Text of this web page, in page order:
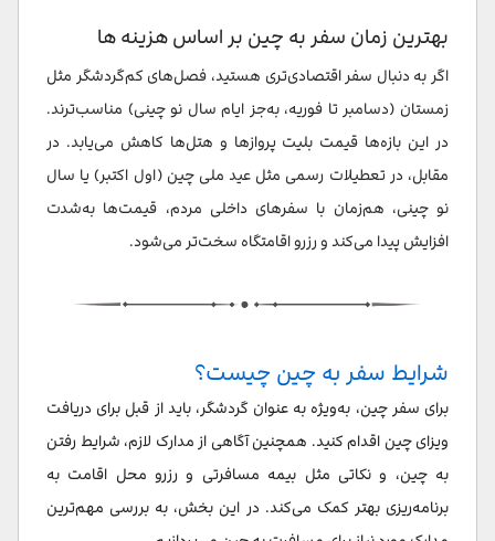
بهترین زمان سفر به چین بر اساس هزینه ها
اگر به دنبال سفر اقتصادی‌تری هستید، فصل‌های کم‌گردشگر مثل
زمستان (دسامبر تا فوریه، به‌جز ایام سال نو چینی) مناسب‌ترند.
در این بازه‌ها قیمت بلیت پروازها و هتل‌ها کاهش می‌یابد. در
مقابل، در تعطیلات رسمی مثل عید ملی چین (اول اکتبر) یا سال
نو چینی، هم‌زمان با سفرهای داخلی مردم، قیمت‌ها به‌شدت
افزایش پیدا می‌کند و رزرو اقامتگاه سخت‌تر می‌شود.
شرایط سفر به چین چیست؟
برای سفر چین، به‌ویژه به عنوان گردشگر، باید از قبل برای دریافت
ویزای چین اقدام کنید. همچنین آگاهی از مدارک لازم، شرایط رفتن
به چین، و نکاتی مثل بیمه مسافرتی و رزرو محل اقامت به
برنامه‌ریزی بهتر کمک می‌کند. در این بخش، به بررسی مهم‌ترین